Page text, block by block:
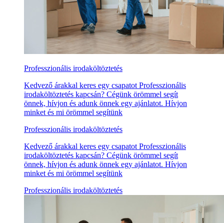
Professzionális irodaköltöztetés
Kedvező árakkal keres egy csapatot Professzionális
irodaköltöztetés kapcsán? Cégünk örömmel segít
önnek, hívjon és adunk önnek egy ajánlatot. Hívjon
minket és mi örömmel segítünk
Professzionális irodaköltöztetés
Kedvező árakkal keres egy csapatot Professzionális
irodaköltöztetés kapcsán? Cégünk örömmel segít
önnek, hívjon és adunk önnek egy ajánlatot. Hívjon
minket és mi örömmel segítünk
Professzionális irodaköltöztetés